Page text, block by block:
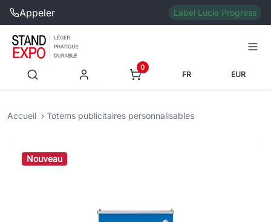
Appeler Label Lucie Progress
0
FR EUR
Accueil Totems publicitaires personnalisables
Nouveau